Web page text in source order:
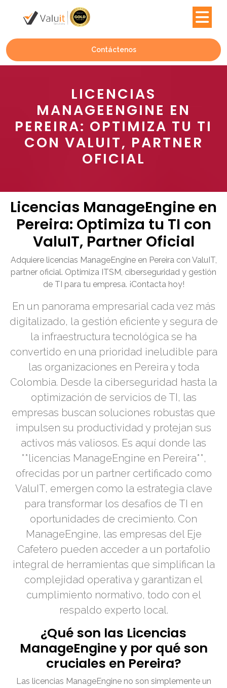
Contáctenos
LICENCIAS
MANAGEENGINE EN
PEREIRA: OPTIMIZA TU TI
CON VALUIT, PARTNER
OFICIAL
Licencias ManageEngine en
Pereira: Optimiza tu TI con
ValuIT, Partner Oficial
Adquiere licencias ManageEngine en Pereira con ValuIT,
partner oficial. Optimiza ITSM, ciberseguridad y gestión
de TI para tu empresa. ¡Contacta hoy!
En un panorama empresarial cada vez más
digitalizado, la gestión eficiente y segura de
la infraestructura tecnológica se ha
convertido en una prioridad ineludible para
las organizaciones en Pereira y toda
Colombia. Desde la ciberseguridad hasta la
optimización de servicios de TI, las
empresas buscan soluciones robustas que
impulsen su productividad y protejan sus
activos más valiosos. Es aquí donde las
**licencias ManageEngine en Pereira**,
ofrecidas por un partner certificado como
ValuIT, emergen como la estrategia clave
para transformar los desafíos de TI en
oportunidades de crecimiento. Con
ManageEngine, las empresas del Eje
Cafetero pueden acceder a un portafolio
integral de herramientas que simplifican la
complejidad operativa y garantizan el
cumplimiento normativo, todo con el
respaldo experto local.
¿Qué son las Licencias
ManageEngine y por qué son
cruciales en Pereira?
Las licencias ManageEngine no son simplemente un